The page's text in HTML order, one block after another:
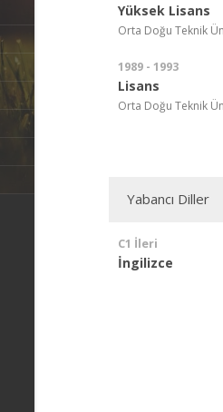
Yüksek Lisans
Orta Doğu Teknik
1989 - 1993
Lisans
Orta Doğu Teknik
Yabancı Diller
C1 İleri
İngilizce